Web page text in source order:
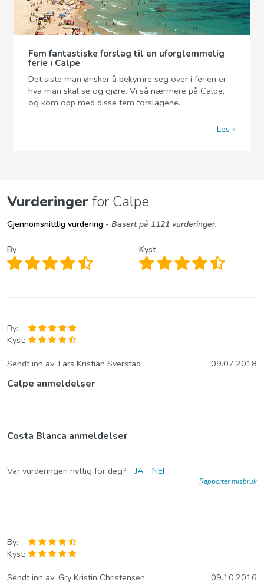
Fem fantastiske forslag til en uforglemmelig
ferie i Calpe
Det siste man ønsker å bekymre seg over i ferien er
hva man skal se og gjøre. Vi så nærmere på Calpe,
og kom opp med disse fem forslagene.
Les
Vurderingerfor Calpe
Gjennomsnittlig vurdering - Basert på 1121 vurderinger.
By Kyst
By:
Kyst:
Sendt inn av: Lars Kristian Sverstad 09.07.2018
Calpe anmeldelser
Costa Blanca anmeldelser
Var vurderingen nyttig for deg? JA NEI
Rapporter misbruk
By:
Kyst:
Sendt inn av: Gry Kristin Christensen 09.10.2016